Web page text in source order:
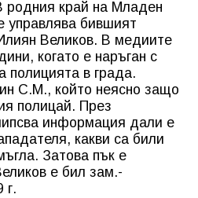
родния край на Младен
бившият
Великов. В медиите
когато е наръган с
полицията в града.
С.М., който неясно защо
полицай. През
информация дали е
какви са били
Затова пък е
е бил зам.-
г.